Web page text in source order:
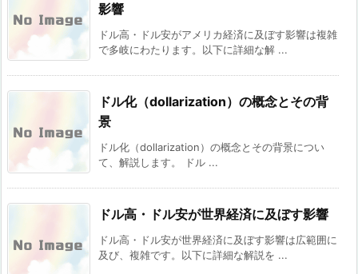
影響
ドル高・ドル安がアメリカ経済に及ぼす影響は複雑
で多岐にわたります。以下に詳細な解 ...
ドル化（dollarization）の概念とその背
景
ドル化（dollarization）の概念とその背景につい
て、解説します。 ドル ...
ドル高・ドル安が世界経済に及ぼす影響
ドル高・ドル安が世界経済に及ぼす影響は広範囲に
及び、複雑です。以下に詳細な解説を ...